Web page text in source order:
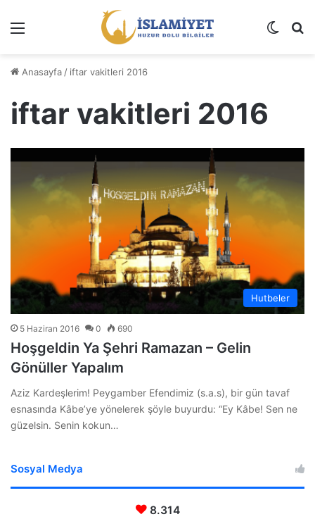
Dış
Anasayfa / iftar vakitleri 2016
iftar vakitleri 2016
Hutbeler
5 Haziran 2016 0 690
Hoşgeldin Ya Şehri Ramazan – Gelin
Gönüller Yapalım
Aziz Kardeşlerim! Peygamber Efendimiz (s.a.s), bir gün tavaf
esnasında Kâbe’ye yönelerek şöyle buyurdu: “Ey Kâbe! Sen ne
güzelsin. Senin kokun…
Sosyal Medya
8.314